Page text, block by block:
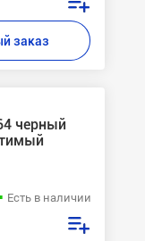
заказ
черный
Есть в наличии